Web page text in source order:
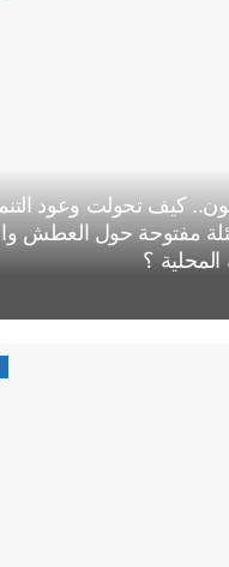
كيف تحولت وعود
مفتوحة حول العطش
؟